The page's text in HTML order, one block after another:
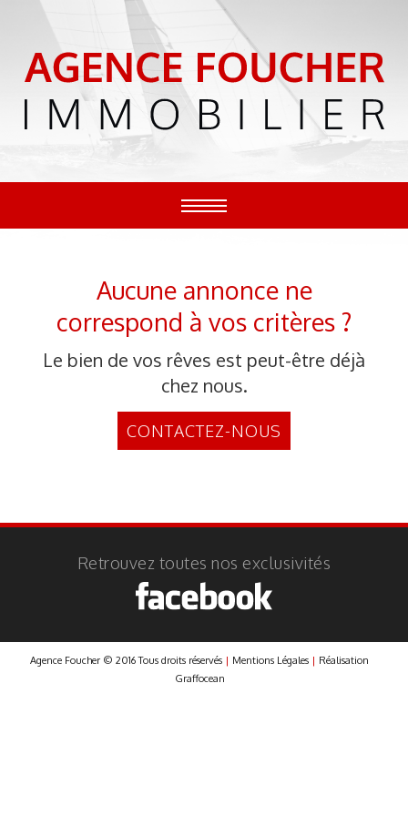
TOGGLE
NAVIGATION
Aucune annonce ne
correspond à vos critères ?
Le bien de vos rêves est peut-être déjà
chez nous.
CONTACTEZ-NOUS
Retrouvez toutes nos exclusivités
Agence Foucher © 2016 Tous droits réservés | Mentions Légales | Réalisation
Graffocean